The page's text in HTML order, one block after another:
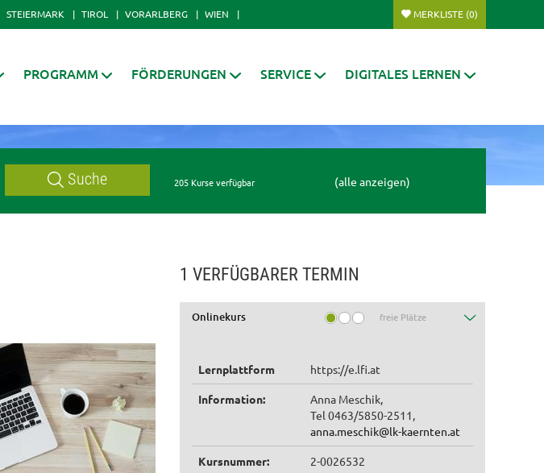
STEIERMARK TIROL VORARLBERG WIEN MERKLISTE (0)
PROGRAMM FÖRDERUNGEN SERVICE DIGITALES LERNEN
Suche 205 Kurse verfügbar (alle anzeigen)
1 VERFÜGBARER TERMIN
Onlinekurs freie Plätze
Lernplattform https://e.lfi.at
Information:
Anna Meschik,
Tel 0463/5850-2511,
anna.meschik@lk-kaernten.at
Kursnummer: 2-0026532